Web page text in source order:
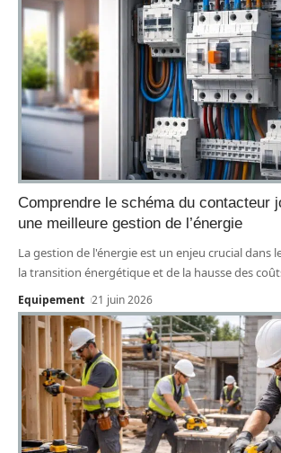
Comprendre le schéma du contacteur
une meilleure gestion de l’énergie
La gestion de l'énergie est un enjeu crucial dans
la transition énergétique et de la hausse des
Equipement 21 juin 2026